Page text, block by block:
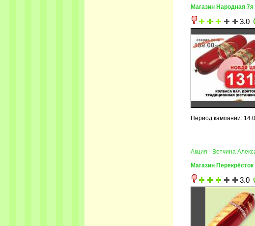
Магазин Народная
3.0
Период кампании:
Акция - Ветчина
Магазин Перекрёсток
3.0